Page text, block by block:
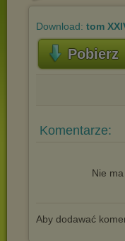
Download: tom
Pobierz
Komentarze:
Nie
Aby dodawać